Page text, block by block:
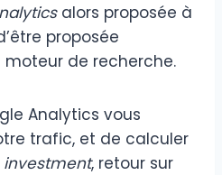
alors proposée à
proposée
de recherche.
Analytics vous
trafic, et de calculer
investment, retour sur